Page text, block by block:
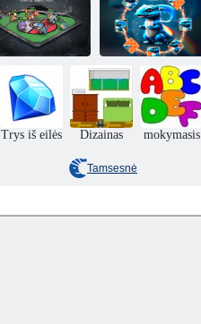
Pokemon
spalvinimo
knyga
Pelenų paslėpti
objektai
Pokémon
Overlord
Miniatiūrinis
„Charmander“
paveikslėlių
bloko ieškojimas
Trys iš eilės Dizainas mokymasis
Tamsesnė